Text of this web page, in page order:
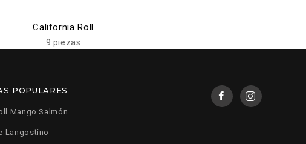
California Roll
9 piezas
POPULARES
Mango Salmón
Langostino